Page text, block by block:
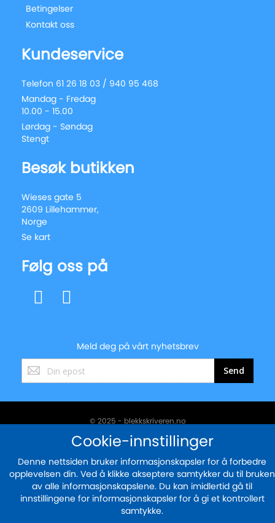
Betingelser
Kontakt oss
Kundeservice
Telefon 61 26 18 03 / 940 95 468
Mandag - Fredag
10.00 - 15.00
Lørdag - Søndag
Stengt
Besøk butikken
Wieses gate 5
2609 Lillehammer,
Norge
Se kart
Følg oss på
Meld deg på vårt nyhetsbrev
Registrer
deg
vårt
Send
© 2025 - blekkskriveren.no
Sikker betaling med
Cookie-innstillinger
Denne nettsiden bruker informasjonskapsler for å forbedre
opplevelsen din. Ved å klikke akseptere samtykker du til bruken
av alle informasjonskapslene. Du kan imidlertid gå til
innstillingene for informasjonskapsler for å gi et kontrollert
samtykke.